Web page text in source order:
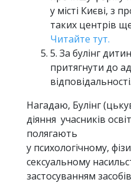
у місті Києві, з
таких центрів
Читайте тут.
5. За булінг
притягнути до
відповідальності.
Нагадаю, Булінг
діяння учасників
полягають
у психологічному,
сексуальному
застосуванням